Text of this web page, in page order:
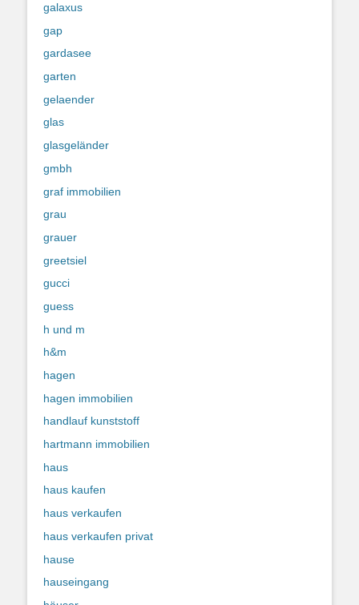
galaxus
gap
gardasee
garten
gelaender
glas
glasgeländer
gmbh
graf immobilien
grau
grauer
greetsiel
gucci
guess
h und m
h&m
hagen
hagen immobilien
handlauf kunststoff
hartmann immobilien
haus
haus kaufen
haus verkaufen
haus verkaufen privat
hause
hauseingang